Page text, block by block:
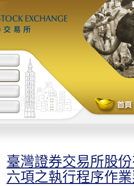
臺灣證券交易所股
六項之執行程序作